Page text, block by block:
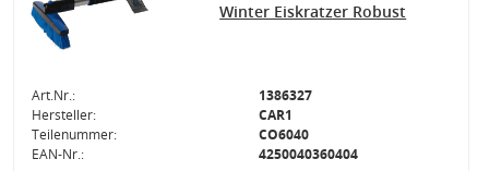
Winter Eiskratzer Robust
Art.Nr.:
1386327
Hersteller:
CAR1
Teilenummer:
CO6040
EAN-Nr.:
4250040360404